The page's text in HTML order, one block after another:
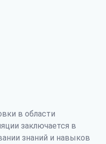
в области
заключается в
знаний и навыков